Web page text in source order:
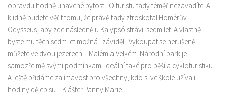
opravdu hodně unavené bytosti. O turistu tady téměř nezavadíte. A
klidně budete věřit tomu, že právě tady ztroskotal Homérův
Odysseus, aby zde následně u Kalypsó strávil sedm let. A vlastně
byste mu těch sedm let možná i záviděli. Vykoupat se nerušeně
můžete ve dvou jezerech – Malém a Velkém. Národní park je
samozřejmě svými podmínkami ideální také pro pěší a cykloturistiku.
A ještě přidáme zajímavost pro všechny, kdo si ve škole užívali
hodiny dějepisu – Klášter Panny Marie.